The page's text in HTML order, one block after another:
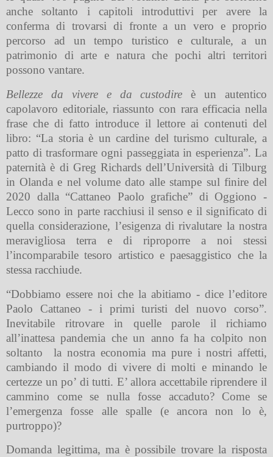
anche soltanto i capitoli introduttivi per avere la
conferma di trovarsi di fronte a un vero e proprio
percorso ad un tempo turistico e culturale, a un
patrimonio di arte e natura che pochi altri territori
possono vantare.
Bellezze da vivere e da custodire è un autentico
capolavoro editoriale, riassunto con rara efficacia nella
frase che di fatto introduce il lettore ai contenuti del
libro: “La storia è un cardine del turismo culturale, a
patto di trasformare ogni passeggiata in esperienza”. La
paternità è di Greg Richards dell’Università di Tilburg
in Olanda e nel volume dato alle stampe sul finire del
2020 dalla “Cattaneo Paolo grafiche” di Oggiono -
Lecco sono in parte racchiusi il senso e il significato di
quella considerazione, l’esigenza di rivalutare la nostra
meravigliosa terra e di riproporre a noi stessi
l’incomparabile tesoro artistico e paesaggistico che la
stessa racchiude.
“Dobbiamo essere noi che la abitiamo - dice l’editore
Paolo Cattaneo - i primi turisti del nuovo corso”.
Inevitabile ritrovare in quelle parole il richiamo
all’inattesa pandemia che un anno fa ha colpito non
soltanto
la nostra economia ma pure i nostri affetti,
cambiando il modo di vivere di molti e minando le
certezze un po’ di tutti. E’ allora accettabile riprendere il
cammino come se nulla fosse accaduto? Come se
l’emergenza fosse alle spalle (e ancora non lo è,
purtroppo)?
Domanda legittima, ma è possibile trovare la risposta